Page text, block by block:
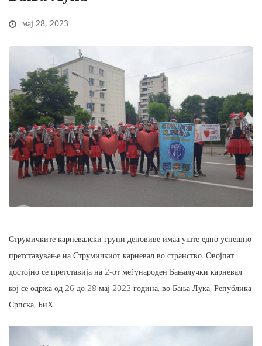
мај 28, 2023
Струмичките карневалски групи деновиве имаа уште едно успешно
претставување на Струмичкиот карневал во странство. Овојпат
достојно се претставија на 2-от меѓународен Бањалучки карневал
кој се одржа од 26 до 28 мај 2023 година, во Бања Лука, Република
Српска, БиХ.